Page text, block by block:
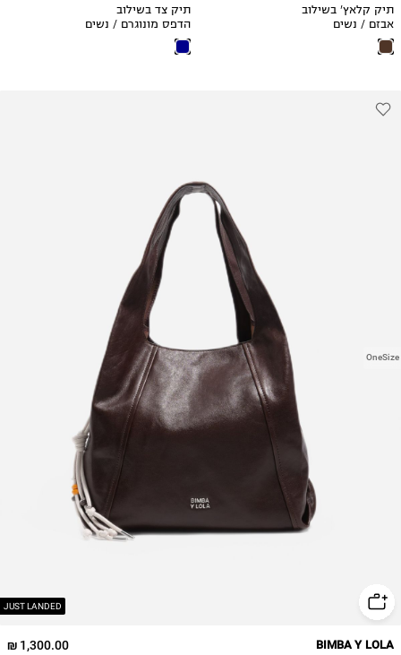
תיק קלאץ' בשילוב
אבזם / נשים
תיק צד בשילוב
הדפס מונוגרם / נשים
JUST LANDED
OneSize
1,300.00 ₪ BIMBA Y LOLA